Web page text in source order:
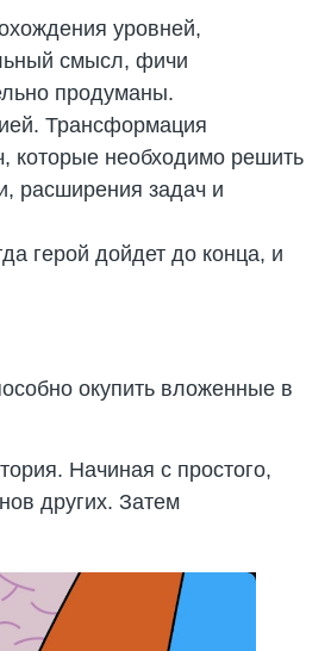
уровней,
смысл, фичи
продуманы.
Трансформация
которые необходимо решить
расширения задач и
герой дойдет до конца, и
окупить вложенные в
Начиная с простого,
других. Затем